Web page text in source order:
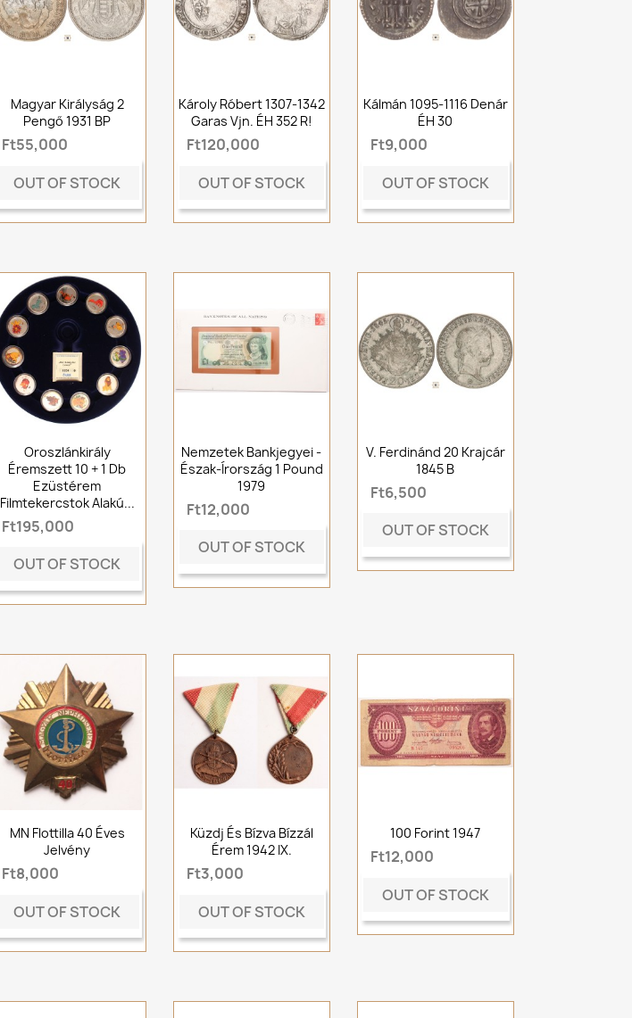
Magyar Királyság 2
Pengő 1931 BP
Ft55,000
OUT OF STOCK
Károly Róbert 1307-1342
Garas Vjn. ÉH 352 R!
Ft120,000
OUT OF STOCK
Kálmán 1095-1116 Denár
ÉH 30
Ft9,000
OUT OF STOCK
Oroszlánkirály
Éremszett 10 + 1 Db
Ezüstérem
Filmtekercstok Alakú...
Ft195,000
OUT OF STOCK
Nemzetek Bankjegyei -
Észak-Írország 1 Pound
1979
Ft12,000
OUT OF STOCK
V. Ferdinánd 20 Krajcár
1845 B
Ft6,500
OUT OF STOCK
MN Flottilla 40 Éves
Jelvény
Ft8,000
OUT OF STOCK
Küzdj És Bízva Bízzál
Érem 1942 IX.
Ft3,000
OUT OF STOCK
100 Forint 1947
Ft12,000
OUT OF STOCK